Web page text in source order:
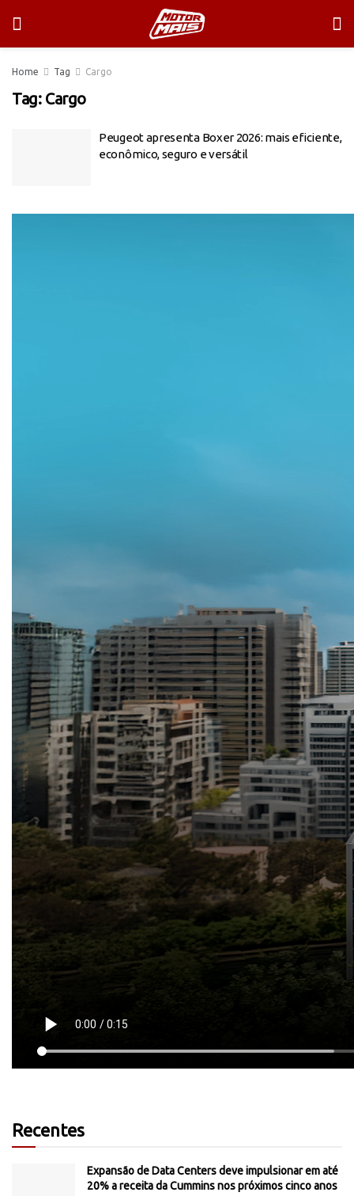
Home Tag Cargo
Tag: Cargo
Peugeot apresenta Boxer 2026: mais eficiente,
econômico, seguro e versátil
Recentes
Expansão de Data Centers deve impulsionar em até
20% a receita da Cummins nos próximos cinco anos